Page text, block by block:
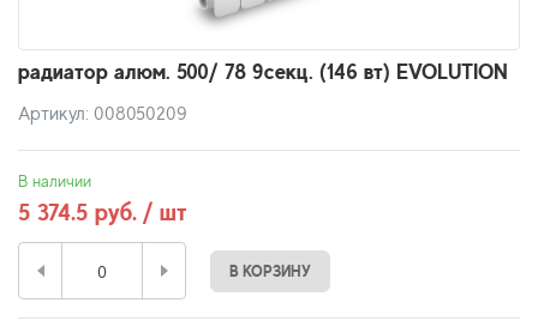
радиатор алюм. 500/ 78 9секц. (146 вт) EVOLUTION
Артикул: 008050209
В наличии
5 374.5 руб. / шт
В КОРЗИНУ